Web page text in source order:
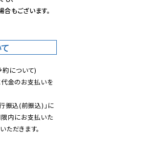
もございます。
について)
金のお支払いを
振込(前振込)」に
限内にお支払いた
だきます。